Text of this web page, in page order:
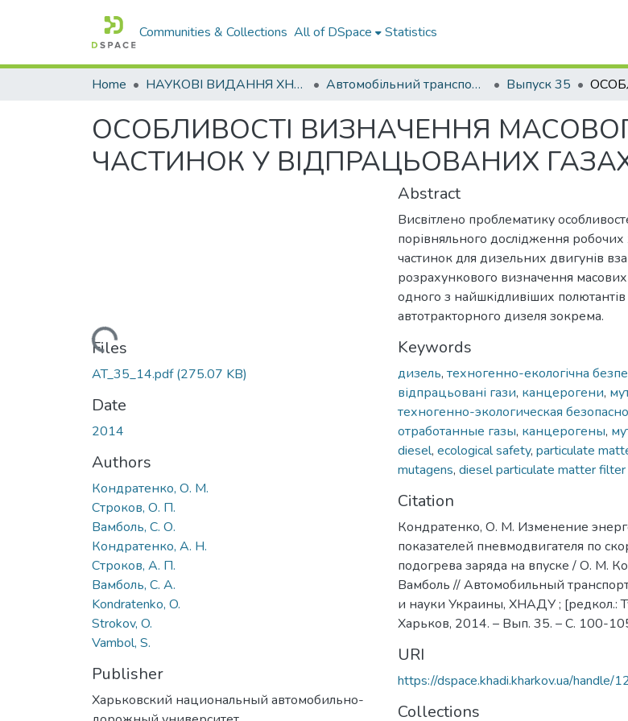
Communities & Collections All of DSpace Statistics
Home НАУКОВІ ВИДАННЯ ХНАДУ Автомобільний транспорт / Автомобильный транспорт Выпуск 35
ОСОБЛИВОСТІ ВИЗНАЧЕННЯ
ЧАСТИНОК У ВІДПРАЦЬОВАНИХ
Loading...
Files
AT_35_14.pdf(275.07 KB)
Date
2014
Authors
Кондратенко, О. М.
Строков, О. П.
Вамболь, С. О.
Кондратенко, А. Н.
Строков, А. П.
Вамболь, С. А.
Kondratenko, O.
Strokov, O.
Vambol, S.
Publisher
Харьковский национальный автомобильно-
Abstract
Висвітлено проблематику
порівняльного дослідження
частинок для дизельних двигунів
розрахункового визначення
одного з найшкідливіших
автотракторного дизеля зокрема.
Keywords
дизель, техногенно-екологічна
відпрацьовані гази, канцерогени,
техногенно-экологическая
отработанные газы, канцерогены,
diesel, ecological safety, particulate
mutagens, diesel particulate matter filter
Citation
Кондратенко, О. М. Изменение
показателей пневмодвигателя по
подогрева заряда на впуске / О. М.
Вамболь // Автомобильный
и науки Украины, ХНАДУ ; [редкол.:
Харьков, 2014. – Вып. 35. – С. 100-
URI
https://dspace.khadi.kharkov.ua/
Collections